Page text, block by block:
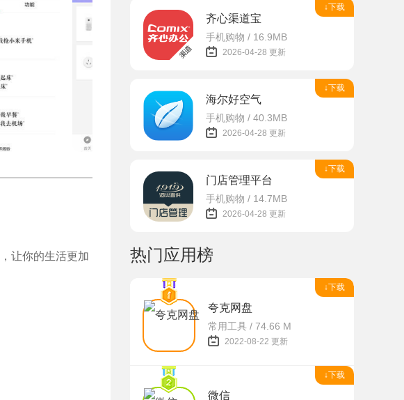
让你的生活更加
↓下载
齐心渠道宝
手机购物 / 16.9MB
2026-04-28 更新
↓下载
海尔好空气
手机购物 / 40.3MB
2026-04-28 更新
↓下载
门店管理平台
手机购物 / 14.7MB
2026-04-28 更新
热门应用榜
↓下载
夸克网盘
常用工具 / 74.66 M
2022-08-22 更新
↓下载
微信